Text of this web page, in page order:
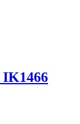
IK1466